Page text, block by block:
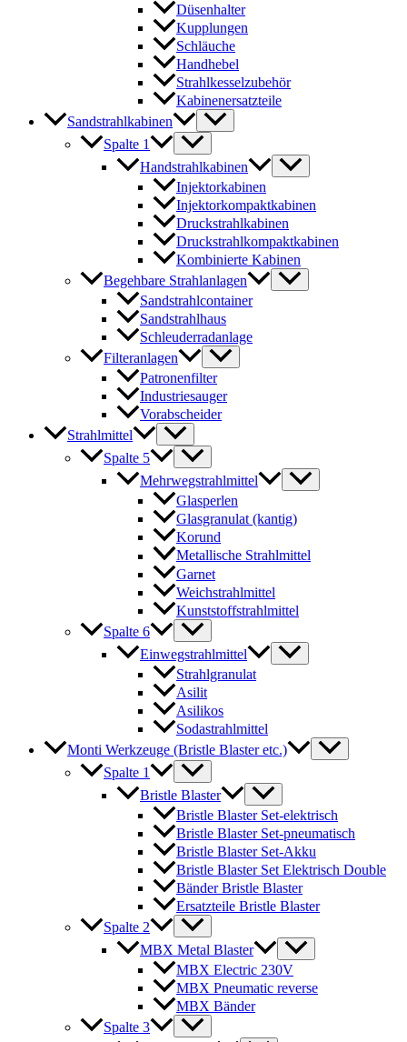
Düsenhalter
Kupplungen
Schläuche
Handhebel
Strahlkesselzubehör
Kabinenersatzteile
Sandstrahlkabinen
Spalte 1
Handstrahlkabinen
Injektorkabinen
Injektorkompaktkabinen
Druckstrahlkabinen
Druckstrahlkompaktkabinen
Kombinierte Kabinen
Begehbare Strahlanlagen
Sandstrahlcontainer
Sandstrahlhaus
Schleuderradanlage
Filteranlagen
Patronenfilter
Industriesauger
Vorabscheider
Strahlmittel
Spalte 5
Mehrwegstrahlmittel
Glasperlen
Glasgranulat (kantig)
Korund
Metallische Strahlmittel
Garnet
Weichstrahlmittel
Kunststoffstrahlmittel
Spalte 6
Einwegstrahlmittel
Strahlgranulat
Asilit
Asilikos
Sodastrahlmittel
Monti Werkzeuge (Bristle Blaster etc.)
Spalte 1
Bristle Blaster
Bristle Blaster Set-elektrisch
Bristle Blaster Set-pneumatisch
Bristle Blaster Set-Akku
Bristle Blaster Set Elektrisch Double
Bänder Bristle Blaster
Ersatzteile Bristle Blaster
Spalte 2
MBX Metal Blaster
MBX Electric 230V
MBX Pneumatic reverse
MBX Bänder
Spalte 3